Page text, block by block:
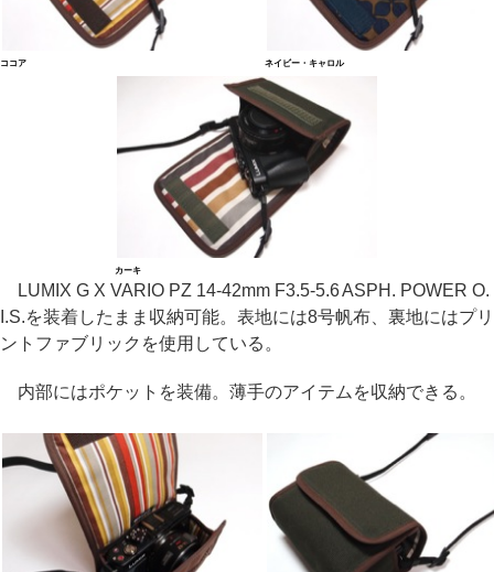
ココア ネイビー・キャロル
カーキ
LUMIX G X VARIO PZ 14-42mm F3.5-5.6 ASPH. POWER O.
I.S.を装着したまま収納可能。表地には8号帆布、裏地にはプリ
ントファブリックを使用している。
内部にはポケットを装備。薄手のアイテムを収納できる。